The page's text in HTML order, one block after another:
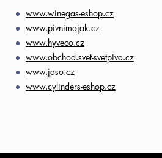
www.winegas-eshop.cz
www.pivnimajak.cz
www.hyveco.cz
www.obchod.svet-svetpiva.cz
www.jaso.cz
www.cylinders-eshop.cz